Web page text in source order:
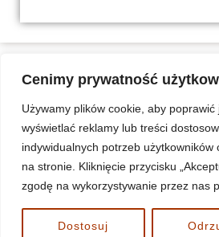
Cenimy prywatność
Używamy plików cookie, aby poprawić
wyświetlać reklamy lub treści
indywidualnych potrzeb użytkowników
na stronie. Kliknięcie przycisku
zgodę na wykorzystywanie przez nas
Dostosuj
Standardy Ochrony Małoletnich
www.nnmp-